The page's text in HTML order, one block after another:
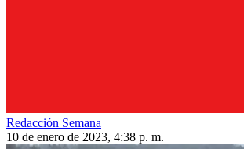
Redacción Semana
10 de enero de 2023, 4:38 p. m.